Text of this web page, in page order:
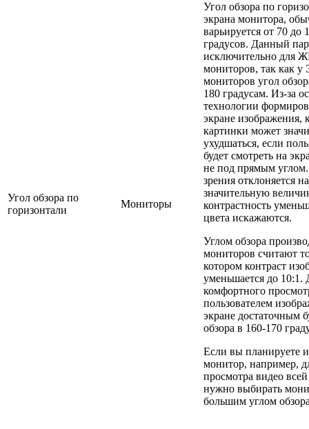
Угол обзора по
горизонтали
Мониторы
Угол обзора по
экрана монитора,
варьируется от 70 до
градусов. Данный
исключительно для
мониторов, так как
мониторов угол
180 градусам. Из-за
технологии
экране изображения,
картинки может
ухудшаться, если
будет смотреть на
не под прямым
зрения отклоняется на
значительную
контрастность
цвета искажаются.
Углом обзора
мониторов считают
котором контраст
уменьшается до 10:1.
комфортного
пользователем
экране достаточным
обзора в 160-170
Если вы планируете
монитор, например,
просмотра видео
нужно выбирать
большим углом